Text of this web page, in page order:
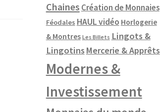
Chaines Création de Monnaies
Féodales HAUL vidéo Horlogerie
& Montres Les Billets Lingots &
Lingotins Mercerie & Apprêts
Modernes &
Investissement